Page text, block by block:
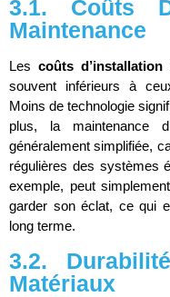
3.1. Coûts
Maintenance
Lescoûts d’installation
souvent inférieurs à
Moins de technologie
plus, la maintenance
généralement simplifiée,
régulières des systèmes
exemple, peut
garder son éclat, ce qui
long terme.
3.2.
Matériaux